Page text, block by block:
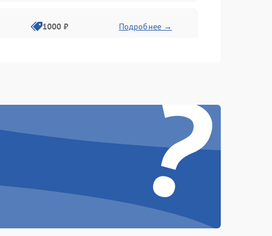
1000 ₽ Подробнее →
Подробнее →
Подробнее →
1000 ₽ Подробнее →
?